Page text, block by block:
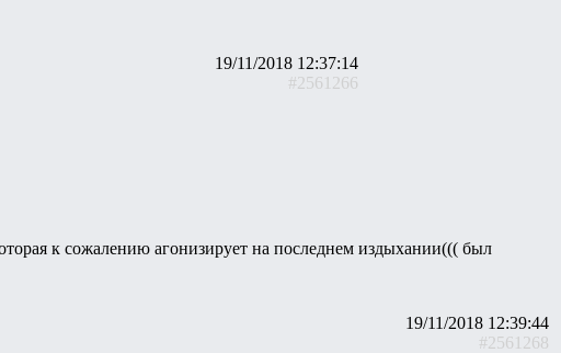
19/11/2018 12:37:14
#2561266
к сожалению агонизирует на последнем издыхании((( был
19/11/2018 12:39:44
#2561268